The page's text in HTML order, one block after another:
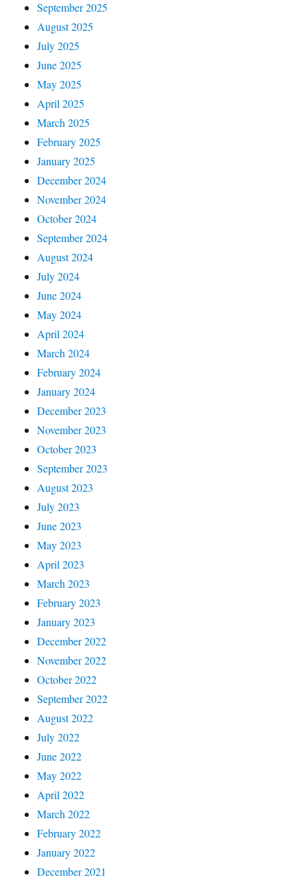
September 2025
August 2025
July 2025
June 2025
May 2025
April 2025
March 2025
February 2025
January 2025
December 2024
November 2024
October 2024
September 2024
August 2024
July 2024
June 2024
May 2024
April 2024
March 2024
February 2024
January 2024
December 2023
November 2023
October 2023
September 2023
August 2023
July 2023
June 2023
May 2023
April 2023
March 2023
February 2023
January 2023
December 2022
November 2022
October 2022
September 2022
August 2022
July 2022
June 2022
May 2022
April 2022
March 2022
February 2022
January 2022
December 2021